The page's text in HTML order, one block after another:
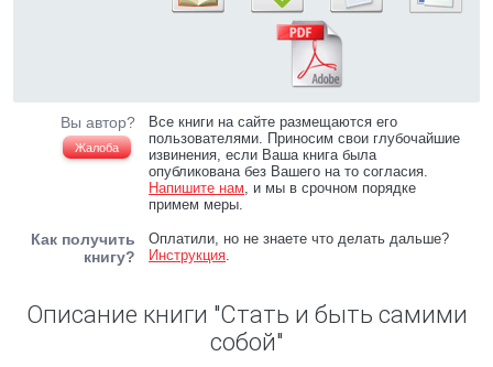
Вы автор?
Жалоба
Все книги на сайте размещаются его
пользователями. Приносим свои глубочайшие
извинения, если Ваша книга была
опубликована без Вашего на то согласия.
Напишите нам, и мы в срочном порядке
примем меры.
Как получить
книгу?
Оплатили, но не знаете что делать дальше?
Инструкция.
Описание книги "Стать и быть самими
собой"